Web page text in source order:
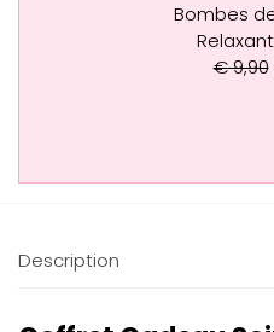
Bombes
€9,90
Description